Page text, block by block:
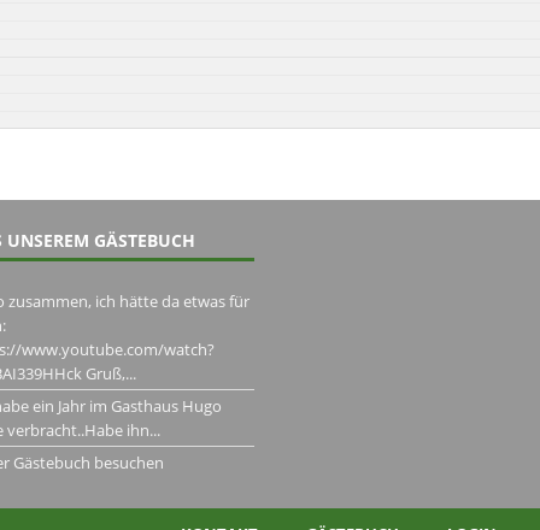
UNSEREM GÄSTEBUCH
zusammen, ich hätte da etwas für
www.youtube.com/watch?
Gruß,...
ein Jahr im Gasthaus Hugo
verbracht..Habe ihn...
Gästebuch besuchen